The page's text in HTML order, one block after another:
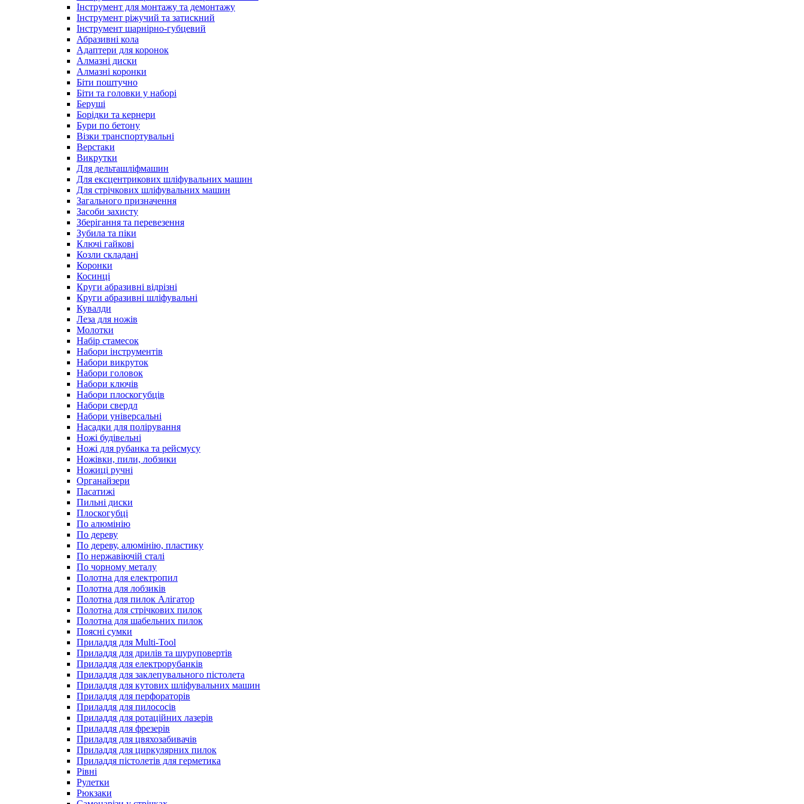
Інструмент для монтажу та демонтажу
Інструмент ріжучий та затискний
Інструмент шарнірно-губцевий
Абразивні кола
Адаптери для коронок
Алмазні диски
Алмазні коронки
Біти поштучно
Біти та головки у наборі
Беруші
Борідки та кернери
Бури по бетону
Візки транспортувальні
Верстаки
Викрутки
Для дельташліфмашин
Для ексцентрикових шліфувальних машин
Для стрічкових шліфувальних машин
Загального призначення
Засоби захисту
Зберігання та перевезення
Зубила та піки
Ключі гайкові
Козли складані
Коронки
Косинці
Круги абразивні відрізні
Круги абразивні шліфувальні
Кувалди
Леза для ножів
Молотки
Набір стамесок
Набори інструментів
Набори викруток
Набори головок
Набори ключів
Набори плоскогубців
Набори свердл
Набори універсальні
Насадки для полірування
Ножі будівельні
Ножі для рубанка та рейсмусу
Ножівки, пили, лобзики
Ножиці ручні
Органайзери
Пасатижі
Пильні диски
Плоскогубці
По алюмінію
По дереву
По дереву, алюмінію, пластику
По нержавіючій сталі
По чорному металу
Полотна для електропил
Полотна для лобзиків
Полотна для пилок Алігатор
Полотна для стрічкових пилок
Полотна для шабельних пилок
Поясні сумки
Приладдя для Multi-Tool
Приладдя для дрилів та шуруповертів
Приладдя для електрорубанків
Приладдя для заклепувального пістолета
Приладдя для кутових шліфувальних машин
Приладдя для перфораторів
Приладдя для пилососів
Приладдя для ротаційних лазерів
Приладдя для фрезерів
Приладдя для цвяхозабивачів
Приладдя для циркулярних пилок
Приладдя пістолетів для герметика
Рівні
Рулетки
Рюкзаки